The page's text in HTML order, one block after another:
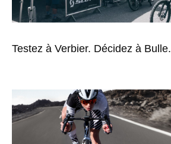
Testez à Verbier. Décidez à Bulle.